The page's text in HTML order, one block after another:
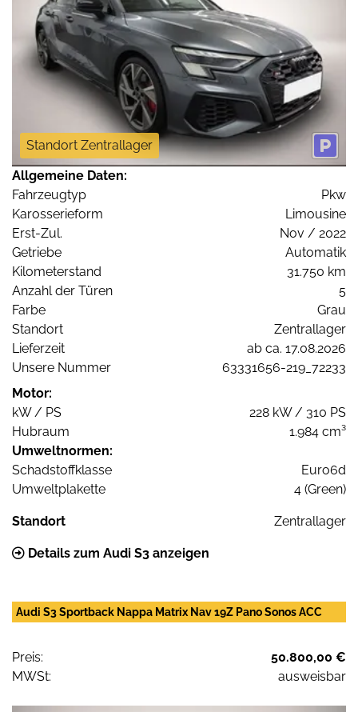
Standort Zentrallager
Allgemeine Daten:
Fahrzeugtyp
Pkw
Karosserieform
Limousine
Erst-Zul.
Nov / 2022
Getriebe
Automatik
Kilometerstand
31.750 km
Anzahl der Türen
5
Farbe
Grau
Standort
Zentrallager
Lieferzeit
ab ca. 17.08.2026
Unsere Nummer
63331656-219_72233
Motor:
kW / PS
228 kW / 310 PS
Hubraum
1.984 cm³
Umweltnormen:
Schadstoffklasse
Euro6d
Umweltplakette
4 (Green)
Standort Zentrallager
Details zum Audi S3 anzeigen
Audi S3 Sportback Nappa Matrix Nav 19Z Pano Sonos ACC
Preis:
50.800,00 €
MWSt:
ausweisbar